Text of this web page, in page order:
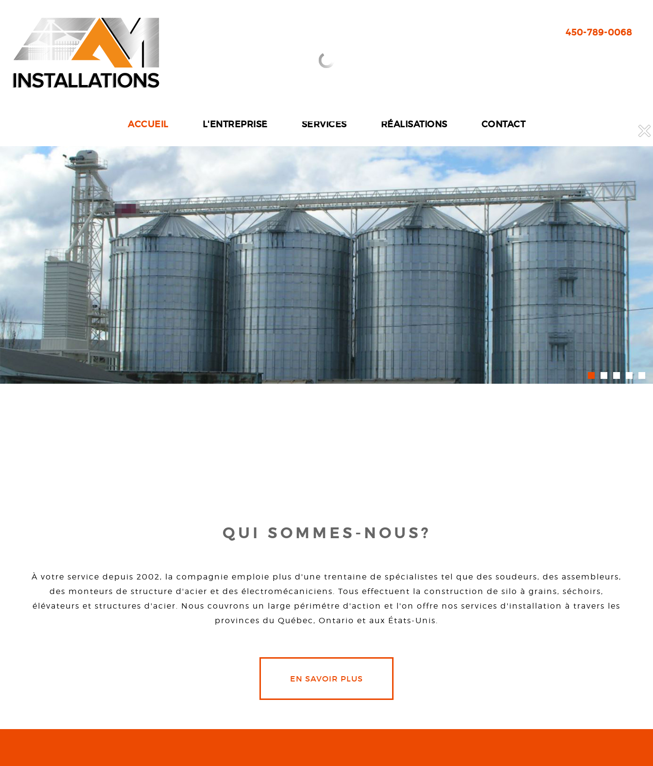
450-789-0068
ACCUEIL L'ENTREPRISE SERVICES RÉALISATIONS CONTACT
QUI SOMMES-NOUS?
À votre service depuis 2002, la compagnie emploie plus d'une trentaine de spécialistes tel que des soudeurs, des assembleurs,
des monteurs de structure d'acier et des électromécaniciens. Tous effectuent la construction de silo à grains, séchoirs,
élévateurs et structures d'acier. Nous couvrons un large périmétre d'action et l'on offre nos services d'installation à travers les
provinces du Québec, Ontario et aux États-Unis.
EN SAVOIR PLUS